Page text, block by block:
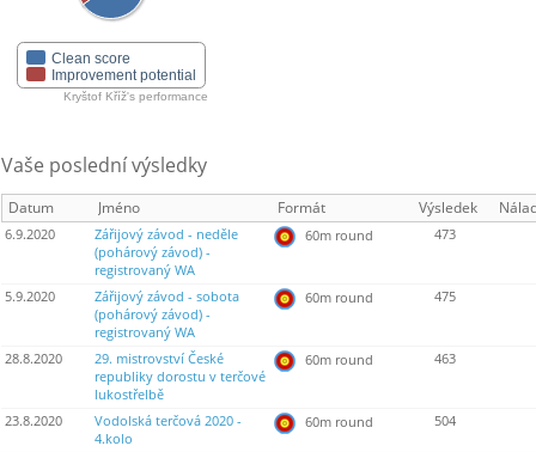
Clean score
Improvement potential
Kryštof Kříž's performance
Vaše poslední výsledky
Datum Jméno Formát Výsledek
6.9.2020
Zářijový závod - neděle
(pohárový závod) -
registrovaný WA
60m round 473
5.9.2020
Zářijový závod - sobota
(pohárový závod) -
registrovaný WA
60m round 475
28.8.2020
29. mistrovství České
republiky dorostu v terčové
lukostřelbě
60m round 463
23.8.2020
Vodolská terčová 2020 -
4.kolo
60m round 504